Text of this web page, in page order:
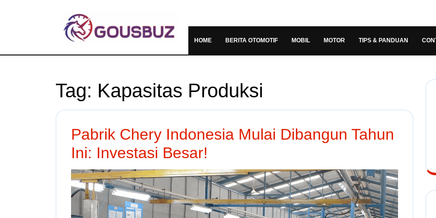
HOME BERITA OTOMOTIF MOBIL MOTOR TIPS & PANDUAN
Tag: Kapasitas Produksi
Pabrik Chery Indonesia Mulai Dibangun Tahun
Ini: Investasi Besar!